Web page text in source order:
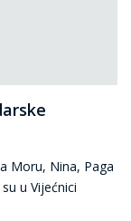
Moru, Nina, Paga
u Vijećnici